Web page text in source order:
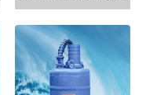
电泵2